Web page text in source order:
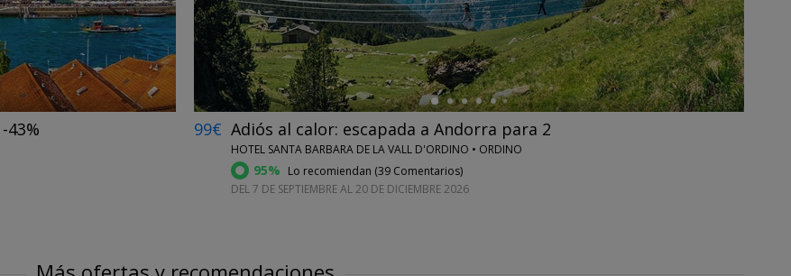
99€ Adiós al calor: escapada a Andorra para 2
HOTEL SANTA BARBARA DE LA VALL D'ORDINO • ORDINO
95% Lo recomiendan (39 Comentarios)
DEL 7 DE SEPTIEMBRE AL 20 DE DICIEMBRE 2026